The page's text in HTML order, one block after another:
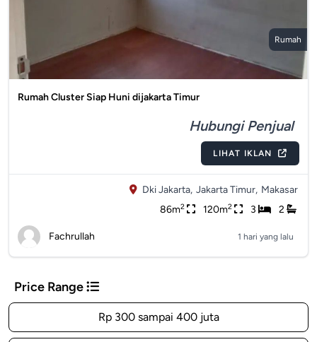
Rumah
Rumah Cluster Siap Huni dijakarta Timur
Hubungi Penjual
LIHAT IKLAN
Dki Jakarta, Jakarta Timur, Makasar
86m2 120m2 3 2
Fachrullah 1 hari yang lalu
Price Range
Rp 300 sampai 400 juta